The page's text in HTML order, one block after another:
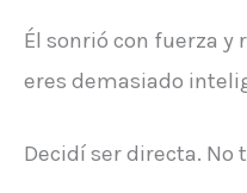
Él sonrió con fuerza y
eres demasiado
Decidí ser directa. No